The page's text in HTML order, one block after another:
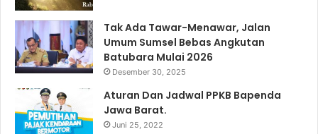
Tak Ada Tawar-Menawar, Jalan
Umum Sumsel Bebas Angkutan
Batubara Mulai 2026
Desember 30, 2025
Aturan Dan Jadwal PPKB Bapenda
Jawa Barat.
Juni 25, 2022